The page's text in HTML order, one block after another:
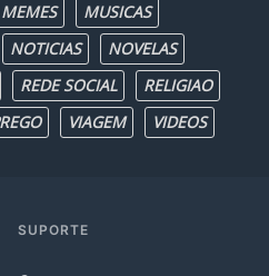
MEMES
MUSICAS
NOTICIAS
NOVELAS
REDE SOCIAL
RELIGIAO
VIAGEM VIDEOS
SUPORTE